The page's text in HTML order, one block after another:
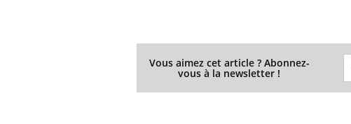
Vous aimez cet article ? Abonnez-
vous à la newsletter !